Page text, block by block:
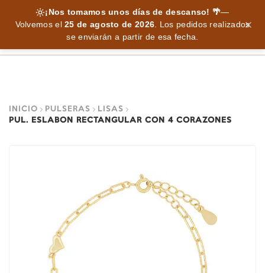
¡Nos tomamos unos días de descanso! 🌴—
Volvemos el25 de agosto de 2026. Los pedidos realizados
se enviarán a partir de esa fecha.
INICIO PULSERAS
LISAS
PUL. ESLABON RECTANGULAR CON 4 CORAZONES